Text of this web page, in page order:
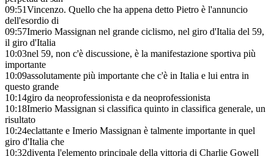
09:51Vincenzo. Quello che ha appena detto Pietro è l'annuncio
dell'esordio di
09:57Imerio Massignan nel grande ciclismo, nel giro d'Italia del 59,
il giro d'Italia
10:03nel 59, non c'è discussione, è la manifestazione sportiva più
importante
10:09assolutamente più importante che c'è in Italia e lui entra in
questo grande
10:14giro da neoprofessionista e da neoprofessionista
10:18Imerio Massignan si classifica quinto in classifica generale, un
risultato
10:24eclattante e Imerio Massignan è talmente importante in quel
giro d'Italia che
10:32diventa l'elemento principale della vittoria di Charlie Gowell